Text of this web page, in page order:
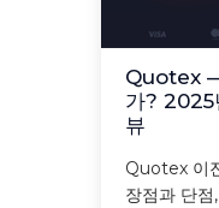
Quotex
가? 2025
뷰
Quotex 이
장점과 단